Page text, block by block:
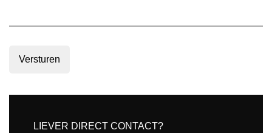
Versturen
LIEVER DIRECT CONTACT?